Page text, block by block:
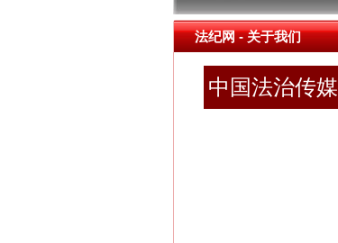
法纪网- 关于我们
中国法治传媒